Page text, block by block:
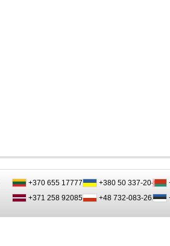
+370 655 17777
+371 258 92085
+380 50 337-20-47
+48 732-083-262